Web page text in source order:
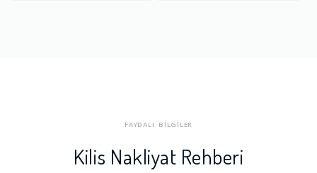
FAYDALI BİLGİLER
Kilis Nakliyat Rehberi